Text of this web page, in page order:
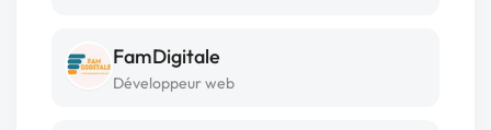
FamDigitale
Développeur web